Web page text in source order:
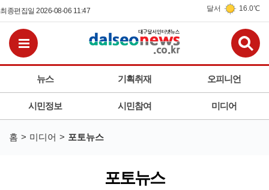
최종편집일 2026-08-06 11:47 달서 16.0℃
뉴스 기획취재 오피니언
시민정보 시민참여 미디어
홈 미디어 포토뉴스
포토뉴스